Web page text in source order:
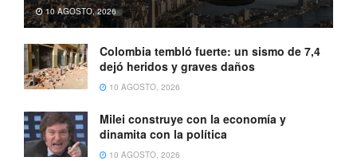
10 AGOSTO, 2026
Colombia tembló fuerte: un sismo de 7,4
dejó heridos y graves daños
10 AGOSTO, 2026
Milei construye con la economía y
dinamita con la política
10 AGOSTO, 2026